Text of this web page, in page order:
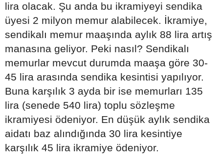
lira olacak. Şu anda bu ikramiyeyi sendika
üyesi 2 milyon memur alabilecek. İkramiye,
sendikalı memur maaşında aylık 88 lira artış
manasına geliyor. Peki nasıl? Sendikalı
memurlar mevcut durumda maaşa göre 30-
45 lira arasında sendika kesintisi yapılıyor.
Buna karşılık 3 ayda bir ise memurları 135
lira (senede 540 lira) toplu sözleşme
ikramiyesi ödeniyor. En düşük aylık sendika
aidatı baz alındığında 30 lira kesintiye
karşılık 45 lira ikramiye ödeniyor.